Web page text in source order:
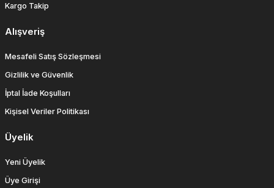
Kargo Takip
Alışveriş
Mesafeli Satış Sözleşmesi
Gizlilik ve Güvenlik
İptal İade Koşulları
Kişisel Veriler Politikası
Üyelik
Yeni Üyelik
Üye Girişi